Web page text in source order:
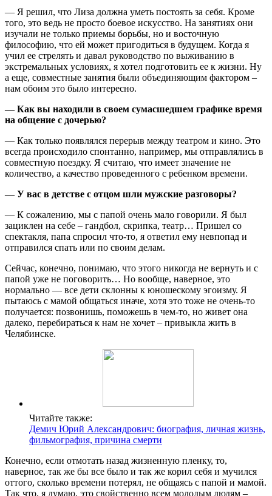
— Я решил, что Лиза должна уметь постоять за себя. Кроме
того, это ведь не просто боевое искусство. На занятиях они
изучали не только приемы борьбы, но и восточную
философию, что ей может пригодиться в будущем. Когда я
учил ее стрелять и давал руководство по выживанию в
экстремальных условиях, я хотел подготовить ее к жизни. Ну
а еще, совместные занятия были объединяющим фактором –
нам обоим это было интересно.
— Как вы находили в своем сумасшедшем графике время
на общение с дочерью?
— Как только появлялся перерыв между театром и кино. Это
всегда происходило спонтанно, например, мы отправлялись в
совместную поездку. Я считаю, что имеет значение не
количество, а качество проведенного с ребенком времени.
— У вас в детстве с отцом шли мужские разговоры?
— К сожалению, мы с папой очень мало говорили. Я был
зациклен на себе – гандбол, скрипка, театр… Пришел со
спектакля, папа спросил что-то, я ответил ему невпопад и
отправился спать или по своим делам.
Сейчас, конечно, понимаю, что этого никогда не вернуть и с
папой уже не поговорить… Но вообще, наверное, это
нормально — все дети склонны к юношескому эгоизму. Я
пытаюсь с мамой общаться иначе, хотя это тоже не очень-то
получается: позвонишь, поможешь в чем-то, но живет она
далеко, перебираться к нам не хочет – привыкла жить в
Челябинске.
Читайте также:
Демич Юрий Александрович: биография, личная жизнь,
фильмография, причина смерти
Конечно, если отмотать назад жизненную пленку, то,
наверное, так же бы все было и так же корил себя и мучился
оттого, сколько времени потерял, не общаясь с папой и мамой.
Так что, я думаю, это свойственно всем молодым людям –